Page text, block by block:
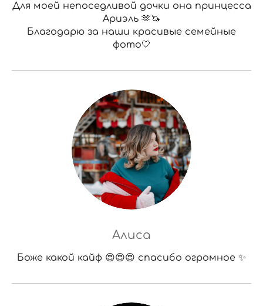
Для моей непоседливой дочки она принцесса
Ариэль 🫶🦄
Благодарю за наши красивые семейные
фото🤍
Алиса
Боже какой кайф 😍😍😍 спасибо огромное ✨